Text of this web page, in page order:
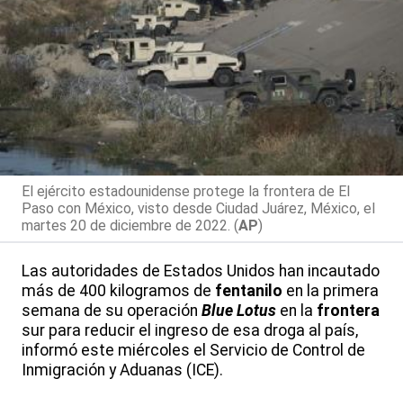
El ejército estadounidense protege la frontera de El
Paso con México, visto desde Ciudad Juárez, México, el
martes 20 de diciembre de 2022. (AP)
Las autoridades de Estados Unidos han incautado
más de 400 kilogramos de fentanilo en la primera
semana de su operación Blue Lotus en la frontera
sur para reducir el ingreso de esa droga al país,
informó este miércoles el Servicio de Control de
Inmigración y Aduanas (ICE).